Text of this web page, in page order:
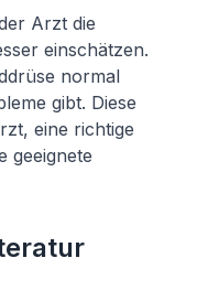
Arzt die
einschätzen.
normal
gibt. Diese
eine richtige
geeignete